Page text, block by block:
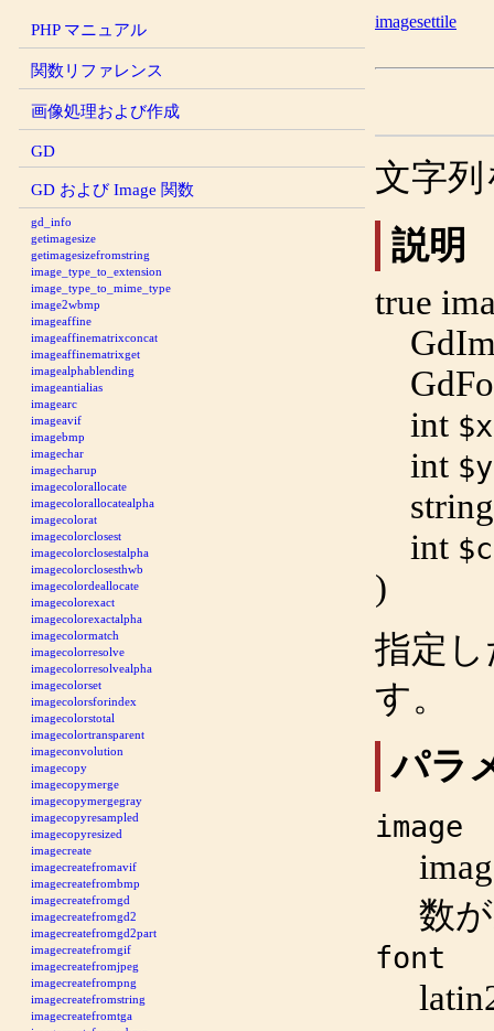
PHP マニュアル
関数リファレンス
画像処理および作成
GD
GD および Image 関数
gd_info
getimagesize
getimagesizefromstring
image_type_to_extension
image_type_to_mime_type
image2wbmp
imageaffine
imageaffinematrixconcat
imageaffinematrixget
imagealphablending
imageantialias
imagearc
imageavif
imagebmp
imagechar
imagecharup
imagecolorallocate
imagecolorallocatealpha
imagecolorat
imagecolorclosest
imagecolorclosestalpha
imagecolorclosesthwb
imagecolordeallocate
imagecolorexact
imagecolorexactalpha
imagecolormatch
imagecolorresolve
imagecolorresolvealpha
imagecolorset
imagecolorsforindex
imagecolorstotal
imagecolortransparent
imageconvolution
imagecopy
imagecopymerge
imagecopymergegray
imagecopyresampled
imagecopyresized
imagecreate
imagecreatefromavif
imagecreatefrombmp
imagecreatefromgd
imagecreatefromgd2
imagecreatefromgd2part
imagecreatefromgif
imagecreatefromjpeg
imagecreatefrompng
imagecreatefromstring
imagecreatefromtga
imagesettile
文字
説明
true
int $x
int $y
string
int
)
指定
す。
パラ
image
数
font